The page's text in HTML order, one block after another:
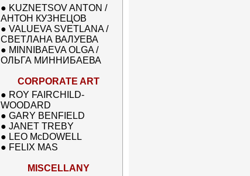
● KUZNETSOV ANTON /
АНТОН КУЗНЕЦОВ
● VALUEVA SVETLANA /
СВЕТЛАНА ВАЛУЕВА
● MINNIBAEVA OLGA /
ОЛЬГА МИННИБАЕВА
CORPORATE ART
● ROY FAIRCHILD-
WOODARD
● GARY BENFIELD
● JANET TREBY
● LEO McDOWELL
● FELIX MAS
MISCELLANY